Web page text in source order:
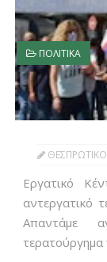
ΠΟΛΙΤΙΚΑ
Εργατικό
αντεργατικό
Απαντάμε
τερατούργημα